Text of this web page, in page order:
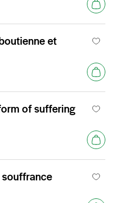
et
of suffering
souffrance